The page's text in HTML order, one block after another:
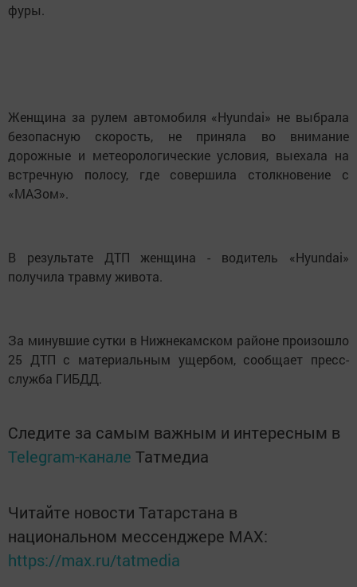
фуры.
Женщина за рулем автомобиля «Hyundai» не выбрала
безопасную скорость, не приняла во внимание
дорожные и метеорологические условия, выехала на
встречную полосу, где совершила столкновение с
«МАЗом».
В результате ДТП женщина - водитель «Hyundai»
получила травму живота.
За минувшие сутки в Нижнекамском районе произошло
25 ДТП с материальным ущербом, сообщает пресс-
служба ГИБДД.
Следите за самым важным и интересным в
Telegram-канале Татмедиа
Читайте новости Татарстана в
национальном мессенджере MАХ:
https://max.ru/tatmedia